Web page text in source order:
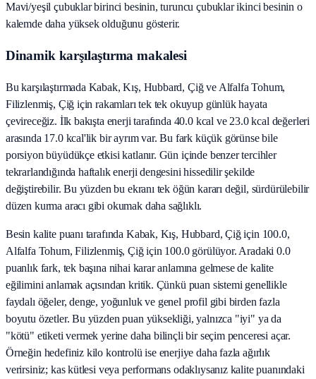
Mavi/yeşil çubuklar birinci besinin, turuncu çubuklar ikinci besinin o
kalemde daha yüksek olduğunu gösterir.
Dinamik karşılaştırma makalesi
Bu karşılaştırmada Kabak, Kış, Hubbard, Çiğ ve Alfalfa Tohum,
Filizlenmiş, Çiğ için rakamları tek tek okuyup günlük hayata
çevireceğiz. İlk bakışta enerji tarafında 40.0 kcal ve 23.0 kcal değerleri
arasında 17.0 kcal'lik bir ayrım var. Bu fark küçük görünse bile
porsiyon büyüdükçe etkisi katlanır. Gün içinde benzer tercihler
tekrarlandığında haftalık enerji dengesini hissedilir şekilde
değiştirebilir. Bu yüzden bu ekranı tek öğün kararı değil, sürdürülebilir
düzen kurma aracı gibi okumak daha sağlıklı.
Besin kalite puanı tarafında Kabak, Kış, Hubbard, Çiğ için 100.0,
Alfalfa Tohum, Filizlenmiş, Çiğ için 100.0 görülüyor. Aradaki 0.0
puanlık fark, tek başına nihai karar anlamına gelmese de kalite
eğilimini anlamak açısından kritik. Çünkü puan sistemi genellikle
faydalı öğeler, denge, yoğunluk ve genel profil gibi birden fazla
boyutu özetler. Bu yüzden puan yüksekliği, yalnızca "iyi" ya da
"kötü" etiketi vermek yerine daha bilinçli bir seçim penceresi açar.
Örneğin hedefiniz kilo kontrolü ise enerjiye daha fazla ağırlık
verirsiniz; kas kütlesi veya performans odaklıysanız kalite puanındaki